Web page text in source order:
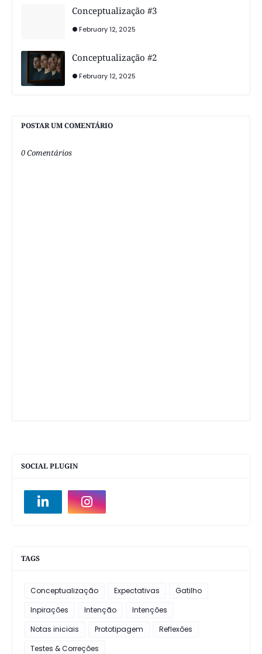
Conceptualização #3
February 12, 2025
Conceptualização #2
February 12, 2025
POSTAR UM COMENTÁRIO
0 Comentários
SOCIAL PLUGIN
TAGS
Conceptualização Expectativas
Gatilho
Inpirações
Intenção
Intenções
Notas iniciais
Prototipagem
Reflexões
Testes & Correções